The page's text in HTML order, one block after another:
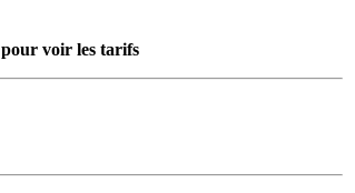
voir les tarifs